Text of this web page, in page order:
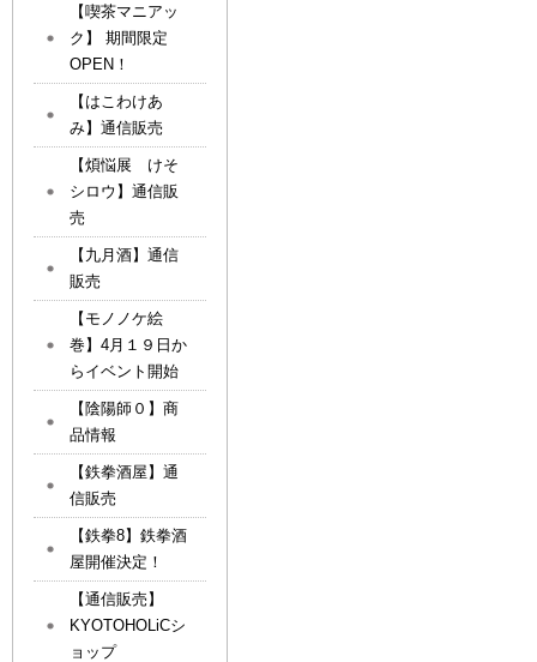
【喫茶マニアッ
ク】 期間限定
OPEN！
【はこわけあ
み】通信販売
【煩悩展 けそ
シロウ】通信販
売
【九月酒】通信
販売
【モノノケ絵
巻】4月１９日か
らイベント開始
【陰陽師０】商
品情報
【鉄拳酒屋】通
信販売
【鉄拳8】鉄拳酒
屋開催決定！
【通信販売】
KYOTOHOLiCシ
ョップ